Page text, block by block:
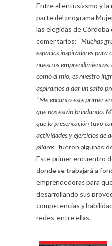
Entre el entusiasmo y la
parte del programa
las elegidas de Córdoba
comentarios: “Muchas
espacios inspiradores para
nuestros emprendimientos,
como el mío, es nuestro
aspiramos a dar un salto
“Me encantó este primer
que nos están brindando.
que la presentación tuvo
actividades y ejercicios de
pilares”, fueron algunas
Este primer encuentro
donde se trabajará a
emprendedoras para
desarrollando sus
competencias y
redes entre ellas.